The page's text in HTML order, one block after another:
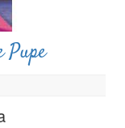
Pupe